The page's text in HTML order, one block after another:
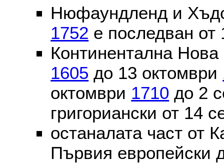
Нюфаундленд и
1752 е последван от
Континентална
1605 до 13 октомври
октомври 1710 до 2
григориански от 14
останалата част от
Първия европейски